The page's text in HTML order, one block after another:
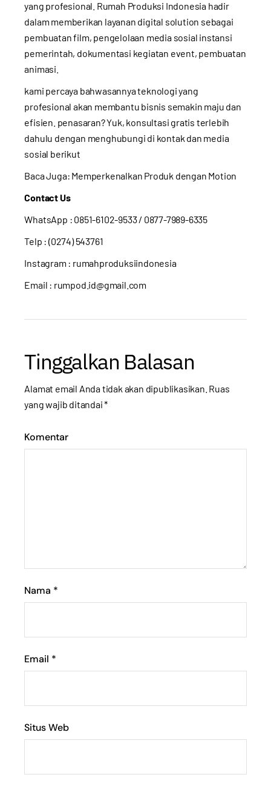
yang profesional. Rumah Produksi Indonesia hadir
dalam memberikan layanan digital solution sebagai
pembuatan film, pengelolaan media sosial instansi
pemerintah, dokumentasi kegiatan event, pembuatan
animasi.
kami percaya bahwasannya teknologi yang
profesional akan membantu bisnis semakin maju dan
efisien. penasaran? Yuk, konsultasi gratis terlebih
dahulu dengan menghubungi di kontak dan media
sosial berikut
Baca Juga: Memperkenalkan Produk dengan Motion
Contact Us
WhatsApp : 0851-6102-9533/ 0877-7989-6335
Telp : (0274) 543761
Instagram : rumahproduksiindonesia
Email : rumpod.id@gmail.com
Tinggalkan Balasan
Alamat email Anda tidak akan dipublikasikan. Ruas
yang wajib ditandai*
Komentar
Nama *
Email *
Situs Web